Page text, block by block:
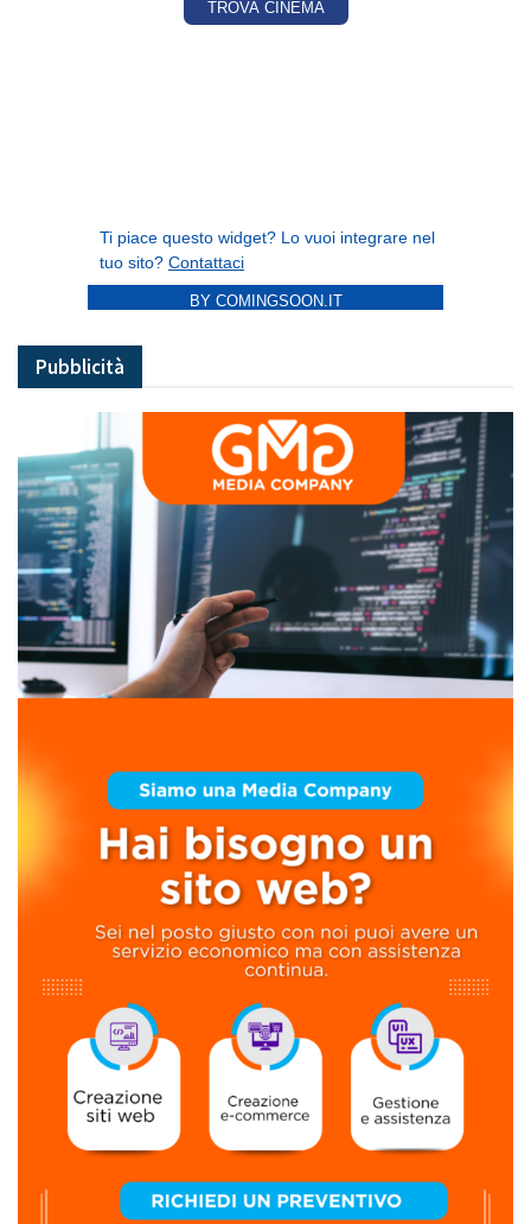
BY COMINGSOON.IT
Pubblicità